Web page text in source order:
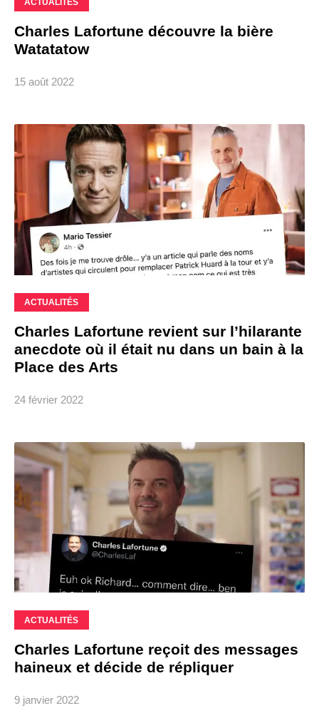
ACTUALITÉS
Charles Lafortune découvre la bière
Watatatow
15 août 2022
ACTUALITÉS
Charles Lafortune revient sur l’hilarante
anecdote où il était nu dans un bain à la
Place des Arts
24 février 2022
ACTUALITÉS
Charles Lafortune reçoit des messages
haineux et décide de répliquer
9 janvier 2022